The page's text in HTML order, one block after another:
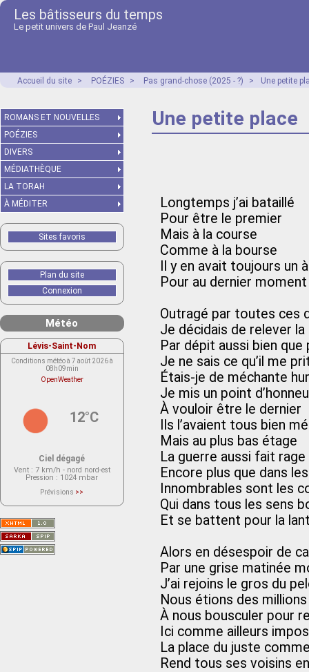
Les bâtisseurs du temps
Le petit univers de Paul Jeanzé
Accueil du site > POÉZIES > Pas grand-chose (2025 - ?) > Une petite
Une petite place
Longtemps j’ai bataillé
Pour être le premier
Mais à la course
Comme à la bourse
Il y en avait toujours un
Pour au dernier
Outragé par toutes ces
Je décidais de relever
Par dépit aussi bien que
Je ne sais ce qu’il me
Étais-je de méchante
Je mis un point
À vouloir être le dernier
Ils l’avaient tous bien
Mais au plus bas étage
La guerre aussi fait rage
Encore plus que dans
Innombrables sont les
Qui dans tous les sens
Et se battent pour la
Alors en désespoir de
Par une grise matinée
J’ai rejoins le gros du
Nous étions des millions
À nous bousculer pour
Ici comme ailleurs
La place du juste
Rend tous ses voisins
ROMANS ET NOUVELLES
POÉZIES
DIVERS
MÉDIATHÈQUE
LA TORAH
À MÉDITER
Sites favoris
Plan du site
Connexion
Météo
Lévis-Saint-Nom
Conditions météo à 7 août 2026 à
08h09min
OpenWeather
12°C
Ciel dégagé
Vent : 7 km/h - nord nord-est
Pression : 1024 mbar
Prévisions >>
actuellement aucune prévision
Saint-Nom.
Veuillez consulter le message du
service ci-dessous.
(401 - Invalid API key. Please see
https://openweathermap.org/faq#error401